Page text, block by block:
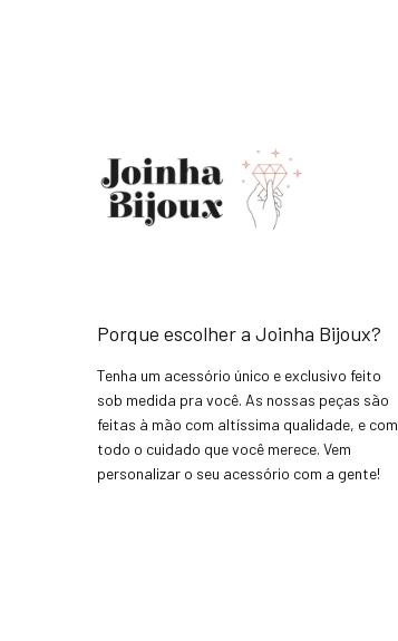
Porque escolher a Joinha Bijoux?
Tenha um acessório único e exclusivo feito
sob medida pra você. As nossas peças são
feitas à mão com altíssima qualidade, e com
todo o cuidado que você merece. Vem
personalizar o seu acessório com a gente!